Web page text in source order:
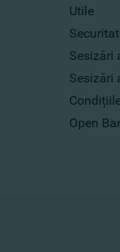
Utile
Sesizări
Sesizări
Open